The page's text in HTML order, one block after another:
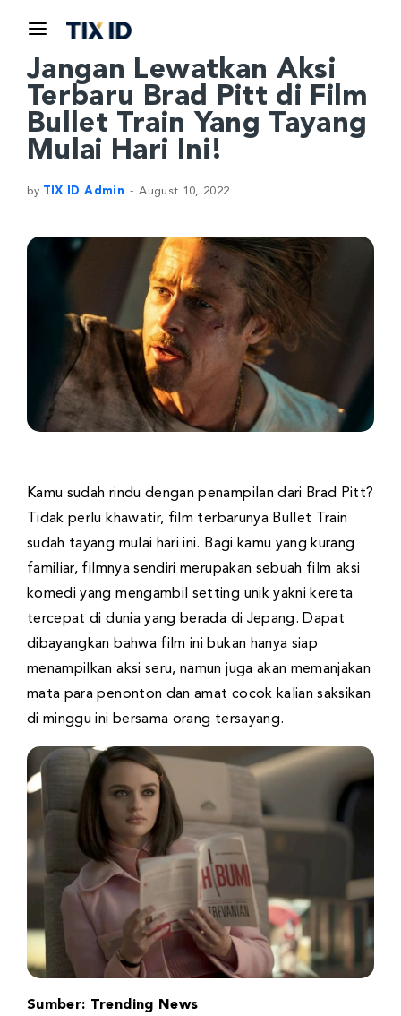
Jangan Lewatkan Aksi
Terbaru Brad Pitt di Film
Bullet Train Yang Tayang
Mulai Hari Ini!
by TIX ID Admin August 10, 2022
Kamu sudah rindu dengan penampilan dari Brad Pitt?
Tidak perlu khawatir, film terbarunya Bullet Train
sudah tayang mulai hari ini. Bagi kamu yang kurang
familiar, filmnya sendiri merupakan sebuah film aksi
komedi yang mengambil setting unik yakni kereta
tercepat di dunia yang berada di Jepang. Dapat
dibayangkan bahwa film ini bukan hanya siap
menampilkan aksi seru, namun juga akan memanjakan
mata para penonton dan amat cocok kalian saksikan
di minggu ini bersama orang tersayang.
Sumber: Trending News